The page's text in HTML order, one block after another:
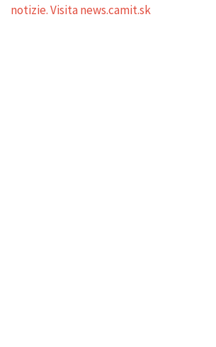
notizie. Visita news.camit.sk